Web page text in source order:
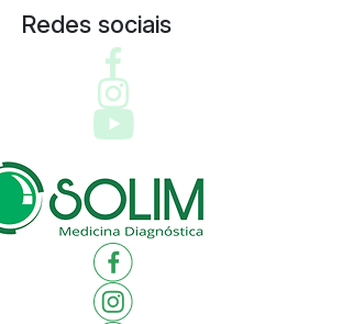
Redes sociais